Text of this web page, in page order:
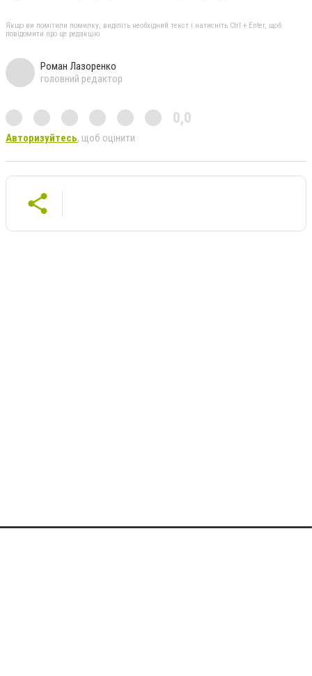
Якщо ви помітили помилку, виділіть необхідний текст і натисніть Ctrl + Enter, щоб
повідомити про це редакцію
Роман Лазоренко
головний редактор
0,0
Авторизуйтесь, щоб оцінити